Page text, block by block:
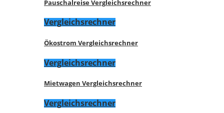
Pauschalreise Vergleichsrechner
Vergleichsrechner
Ökostrom Vergleichsrechner
Vergleichsrechner
Mietwagen Vergleichsrechner
Vergleichsrechner